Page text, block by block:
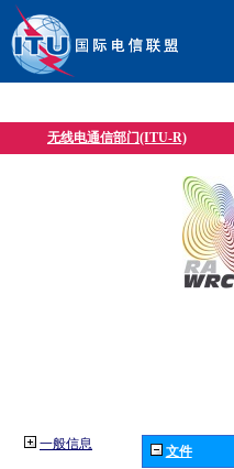
无线电通信部门(ITU-R)
一般信息 文件